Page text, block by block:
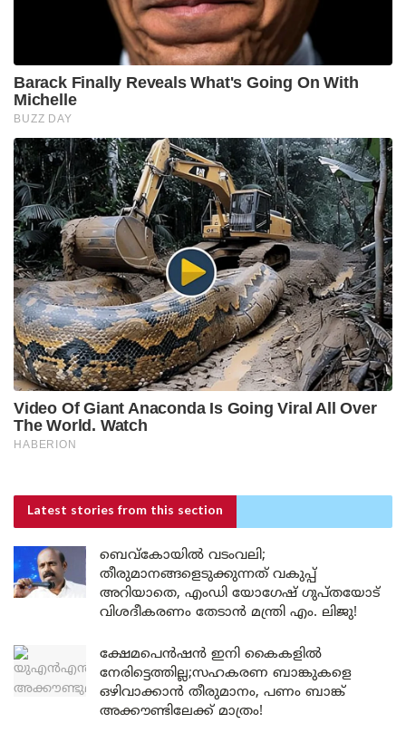
Latest stories from this section
ബെവ്കോയിൽ വടംവലി;
തീരുമാനങ്ങളെടുക്കുന്നത് വകുപ്പ്
അറിയാതെ, എംഡി യോഗേഷ് ഗുപ്തയോട്
വിശദീകരണം തേടാൻ മന്ത്രി എം. ലിജു!
ക്ഷേമപെൻഷൻ ഇനി കൈകളിൽ
നേരിട്ടെത്തില്ല;സഹകരണ ബാങ്കുകളെ
ഒഴിവാക്കാൻ തീരുമാനം, പണം ബാങ്ക്
അക്കൗണ്ടിലേക്ക് മാത്രം!